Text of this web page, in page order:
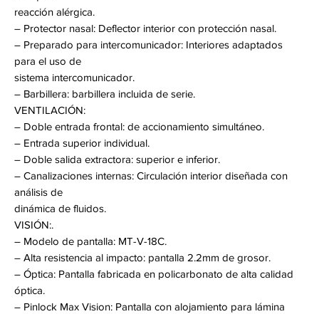
reacción alérgica.
– Protector nasal: Deflector interior con protección nasal.
– Preparado para intercomunicador: Interiores adaptados
para el uso de
sistema intercomunicador.
– Barbillera: barbillera incluida de serie.
VENTILACIÓN:
– Doble entrada frontal: de accionamiento simultáneo.
– Entrada superior individual.
– Doble salida extractora: superior e inferior.
– Canalizaciones internas: Circulación interior diseñada con
análisis de
dinámica de fluidos.
VISIÓN:.
– Modelo de pantalla: MT-V-18C.
– Alta resistencia al impacto: pantalla 2.2mm de grosor.
– Óptica: Pantalla fabricada en policarbonato de alta calidad
óptica.
– Pinlock Max Vision: Pantalla con alojamiento para lámina